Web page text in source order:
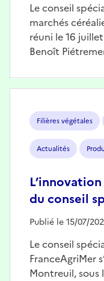
Le conseil
marchés
réuni le 16
Benoît
Filières végétales
Actualités
du conseil
Publié le 15/07/
Le conseil
FranceAgriMer
Montreuil, sous